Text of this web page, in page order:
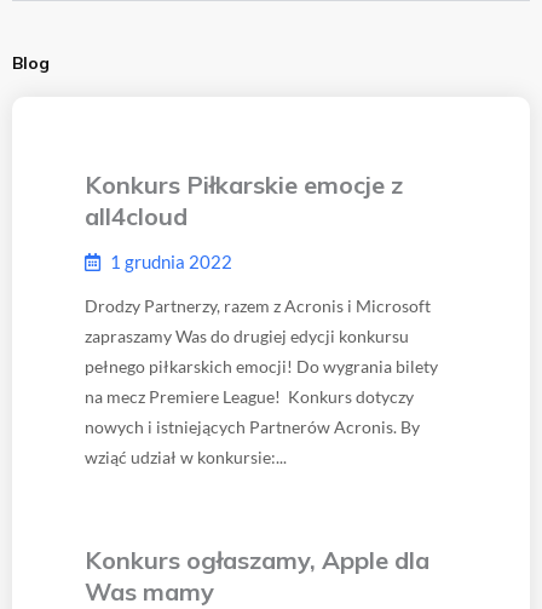
Blog
Konkurs Piłkarskie emocje z
all4cloud
1 grudnia 2022
Drodzy Partnerzy, razem z Acronis i Microsoft
zapraszamy Was do drugiej edycji konkursu
pełnego piłkarskich emocji! Do wygrania bilety
na mecz Premiere League! Konkurs dotyczy
nowych i istniejących Partnerów Acronis. By
wziąć udział w konkursie:...
Konkurs ogłaszamy, Apple dla
Was mamy